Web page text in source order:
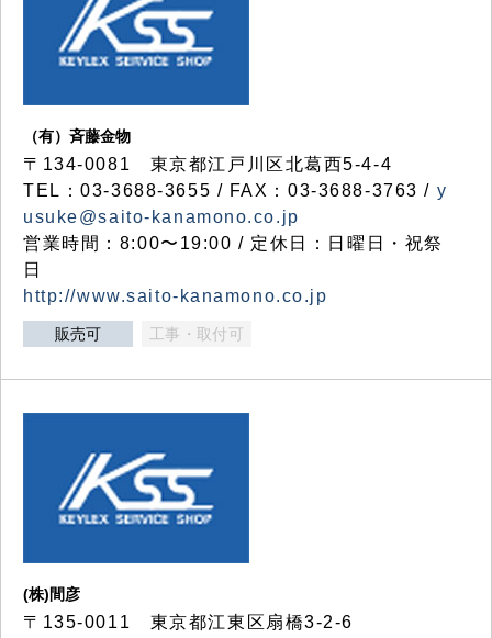
（有）斉藤金物
〒134-0081 東京都江戸川区北葛西5-4-4
TEL：03-3688-3655 / FAX：03-3688-3763 / y
usuke@saito-kanamono.co.jp
営業時間：8:00〜19:00 / 定休日：日曜日・祝祭
日
http://www.saito-kanamono.co.jp
販売可 工事・取付可
(株)間彦
〒135-0011 東京都江東区扇橋3-2-6